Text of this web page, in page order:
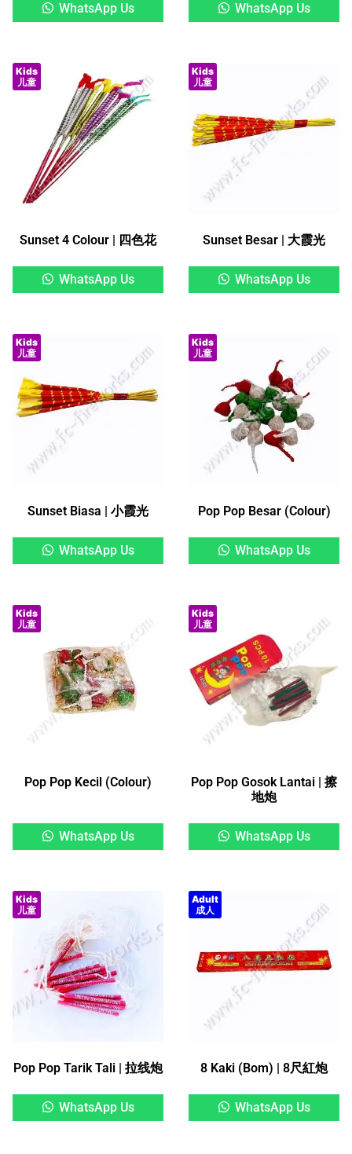
WhatsApp Us WhatsApp Us
Kids
儿童
Sunset 4 Colour | 四色花
WhatsApp Us
Kids
儿童
Sunset Besar | 大霞光
WhatsApp Us
Kids
儿童
Sunset Biasa | 小霞光
WhatsApp Us
Kids
儿童
Pop Pop Besar (Colour)
WhatsApp Us
Kids
儿童
Pop Pop Kecil (Colour)
WhatsApp Us
Kids
儿童
Pop Pop Gosok Lantai | 擦
地炮
WhatsApp Us
Kids
儿童
Pop Pop Tarik Tali | 拉线炮
WhatsApp Us
Adult
成人
8 Kaki (Bom) | 8尺紅炮
WhatsApp Us